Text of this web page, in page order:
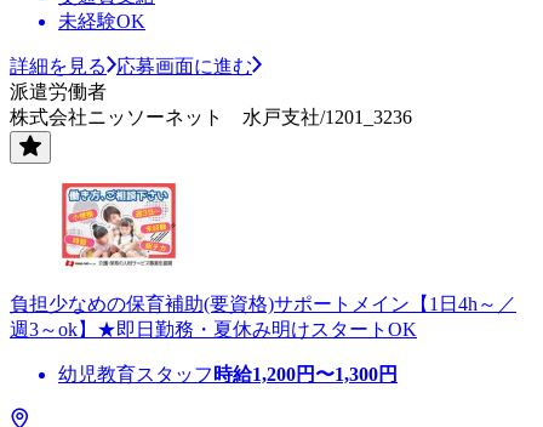
未経験OK
詳細を見る
応募画面に進む
派遣労働者
株式会社ニッソーネット 水戸支社/1201_3236
負担少なめの保育補助(要資格)サポートメイン【1日4h～／
週3～ok】★即日勤務・夏休み明けスタートOK
幼児教育スタッフ 時給1,200円〜1,300円